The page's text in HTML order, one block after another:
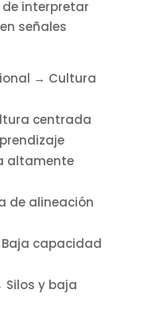
interpretar
señales
→ Cultura
centrada
altamente
de alineación
capacidad
y baja